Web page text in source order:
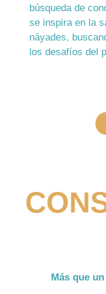
búsqueda de
se inspira en la
náyades,
los desafíos del
Más que